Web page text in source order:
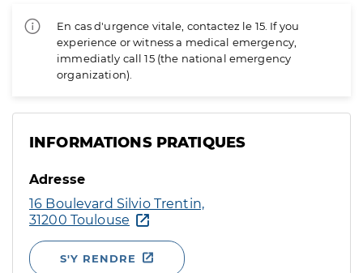
En cas d'urgence vitale, contactez le 15. If you
experience or witness a medical emergency,
immediatly call 15 (the national emergency
organization).
INFORMATIONS PRATIQUES
Adresse
16 Boulevard Silvio Trentin,
31200 Toulouse
S'Y RENDRE